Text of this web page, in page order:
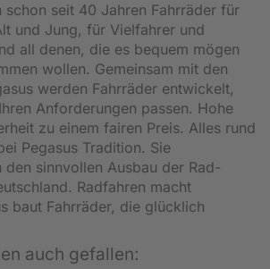
schon seit 40 Jahren Fahrräder für
und Jung, für Vielfahrer und
all denen, die es bequem mögen
wollen. Gemeinsam mit den
werden Fahrräder entwickelt,
Anforderungen passen. Hohe
zu einem fairen Preis. Alles rund
Pegasus Tradition. Sie
den sinnvollen Ausbau der Rad-
Radfahren macht
baut Fahrräder, die glücklich
auch gefallen: